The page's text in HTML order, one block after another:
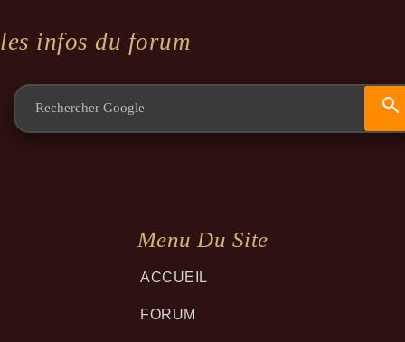
les infos du forum
Menu Du Site
ACCUEIL
FORUM